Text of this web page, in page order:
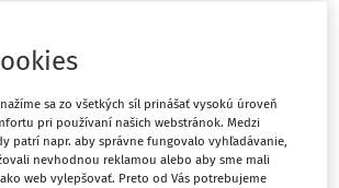
v riadnom, náhradnom, resp. opravnom
časti maturitnej skúšky v šk. roku
forme budú majú riaditelia
od4. mája 2022prostredníctvom
sa zo všetkých síl prinášať vysokú úroveň
pri používaní našich webstránok. Medzi
patrí napr. aby správne fungovalo vyhľadávanie,
nevhodnou reklamou alebo aby sme mali
web vylepšovať. Preto od Vás potrebujeme